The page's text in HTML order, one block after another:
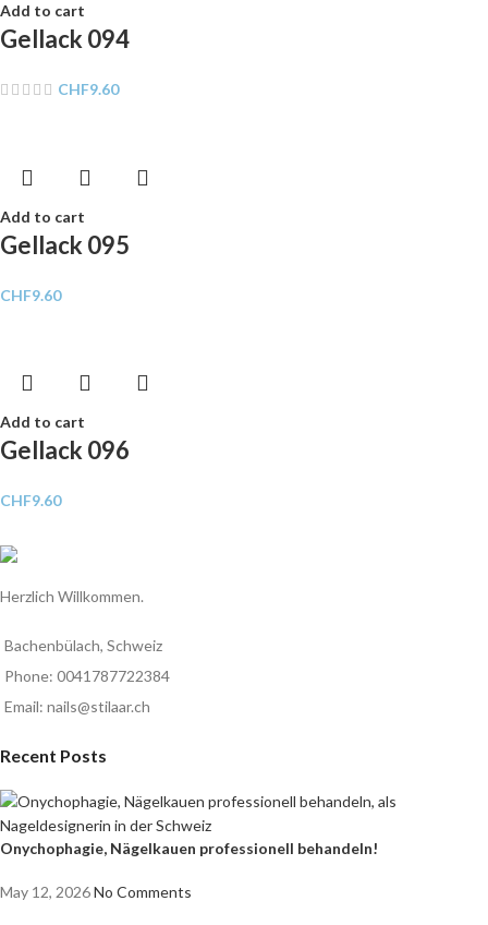
Add to cart
Gellack 094
CHF9.60
Add to cart
Gellack 095
CHF9.60
Add to cart
Gellack 096
CHF9.60
Herzlich Willkommen.
Bachenbülach, Schweiz
Phone: 0041787722384
Email: nails@stilaar.ch
Recent Posts
Onychophagie, Nägelkauen professionell behandeln!
May 12, 2026No Comments